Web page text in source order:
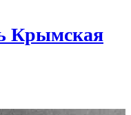
Крымская